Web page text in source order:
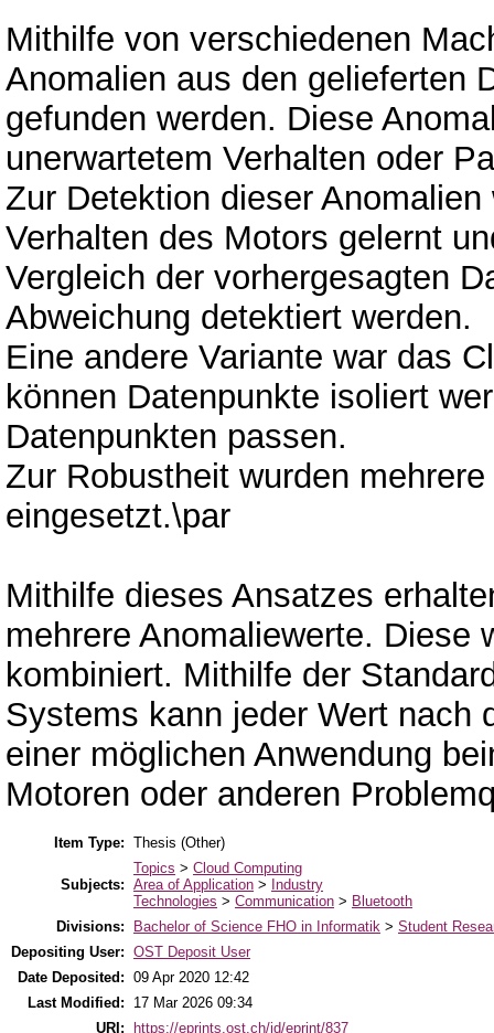
Mithilfe von verschiedenen
Anomalien aus den gelieferten
gefunden werden. Diese
unerwartetem Verhalten oder
Zur Detektion dieser
Verhalten des Motors gelernt
Vergleich der vorhergesagten
Abweichung detektiert werden.
Eine andere Variante war das
können Datenpunkte isoliert
Datenpunkten passen.
Zur Robustheit wurden
eingesetzt.\par
Mithilfe dieses Ansatzes
mehrere Anomaliewerte. Diese
kombiniert. Mithilfe der
Systems kann jeder Wert nach
einer möglichen Anwendung
Motoren oder anderen
Item Type: Thesis (Other)
Subjects:
Topics > Cloud Computing
Area of Application > Industry
Technologies > Communication > Bluetooth
Divisions:
Bachelor of Science FHO in Informatik > Student
Depositing User: OST Deposit User
Date Deposited: 09 Apr 2020 12:42
Last Modified:
17 Mar 2026 09:34
URI:
https://eprints.ost.ch/id/eprint/837